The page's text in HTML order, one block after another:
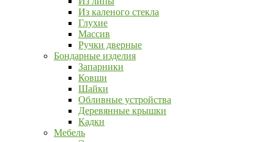
Из каленого стекла
Глухие
Массив
Ручки дверные
Бондарные изделия
Запарники
Ковши
Шайки
Обливные устройства
Деревянные крышки
Кадки
Мебель